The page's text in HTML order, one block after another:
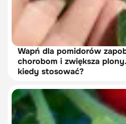
Wapń dla pomidorów
chorobom i zwiększa
kiedy stosować?